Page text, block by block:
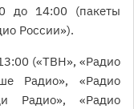
до 14:00 (пакеты
России»).
(«ТВН», «Радио
Радио», «Радио
Радио», «Радио